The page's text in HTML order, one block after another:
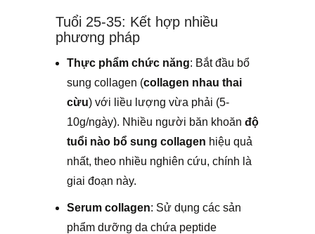
Tuổi 25-35: Kết hợp nhiều
phương pháp
Thực phẩm chức năng: Bắt đầu bổ
sung collagen (collagen nhau thai
cừu) với liều lượng vừa phải (5-
10g/ngày). Nhiều người băn khoăn độ
tuổi nào bổ sung collagen hiệu quả
nhất, theo nhiều nghiên cứu, chính là
giai đoạn này.
Serum collagen: Sử dụng các sản
phẩm dưỡng da chứa peptide